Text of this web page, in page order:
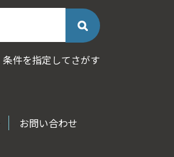
お問い合わせ
条件を指定してさがす